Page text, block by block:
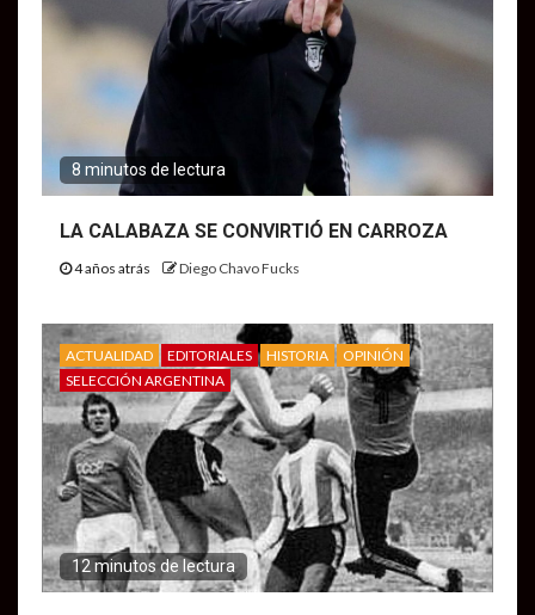
8 minutos de lectura
LA CALABAZA SE CONVIRTIÓ EN CARROZA
4 años atrás Diego Chavo Fucks
ACTUALIDAD EDITORIALES HISTORIA
OPINIÓN
SELECCIÓN ARGENTINA
12 minutos de lectura